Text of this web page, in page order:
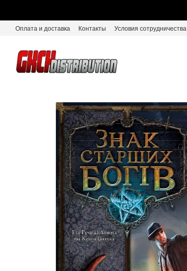
Оплата и доставка Контакты Условия сотрудничества